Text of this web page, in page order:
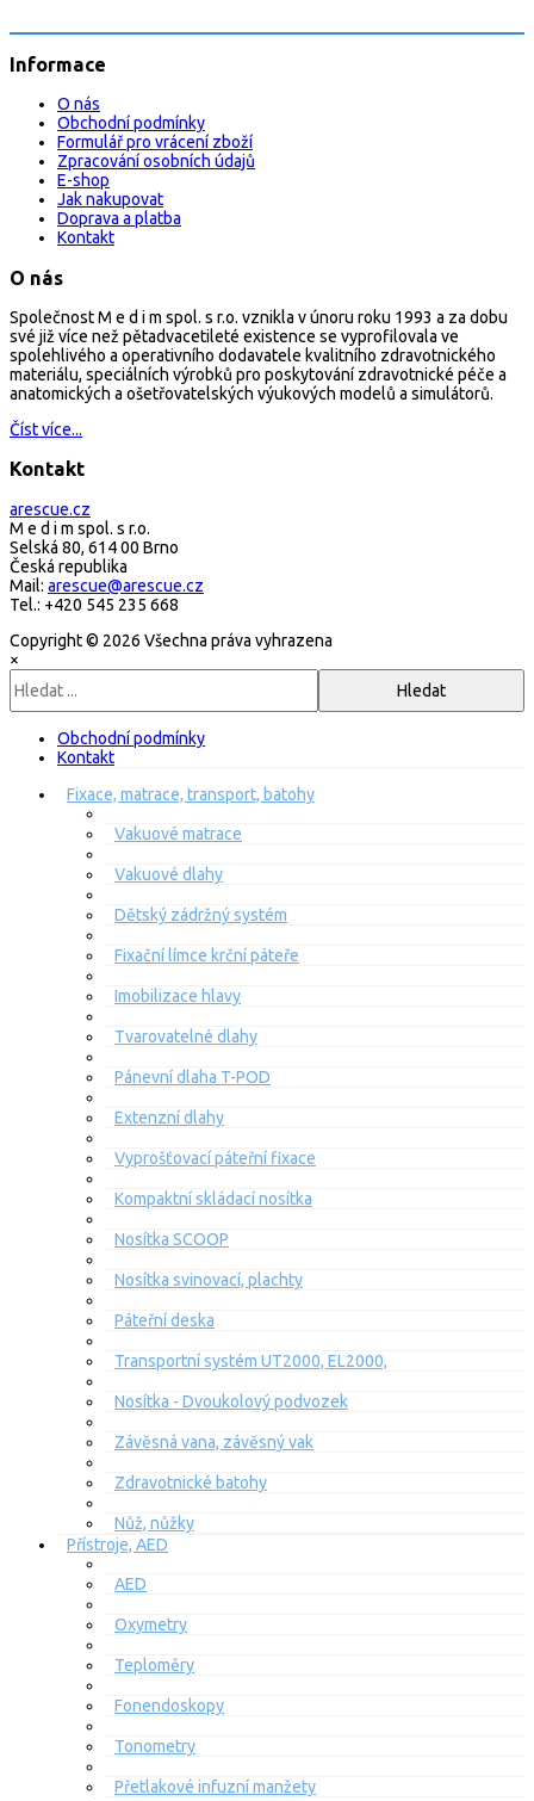
Informace
O nás
Obchodní podmínky
Formulář pro vrácení zboží
Zpracování osobních údajů
E-shop
Jak nakupovat
Doprava a platba
Kontakt
O nás
Společnost M e d i m spol. s r.o. vznikla v únoru roku 1993 a za dobu
své již více než pětadvacetileté existence se vyprofilovala ve
spolehlivého a operativního dodavatele kvalitního zdravotnického
materiálu, speciálních výrobků pro poskytování zdravotnické péče a
anatomických a ošetřovatelských výukových modelů a simulátorů.
Číst více...
Kontakt
arescue.cz
M e d i m spol. s r.o.
Selská 80, 614 00 Brno
Česká republika
Mail: arescue@arescue.cz
Tel.: +420 545 235 668
Copyright © 2026 Všechna práva vyhrazena
×
Obchodní podmínky
Kontakt
Fixace, matrace, transport, batohy
Vakuové matrace
Vakuové dlahy
Dětský zádržný systém
Fixační límce krční páteře
Imobilizace hlavy
Tvarovatelné dlahy
Pánevní dlaha T-POD
Extenzní dlahy
Vyprošťovací páteřní fixace
Kompaktní skládací nosítka
Nosítka SCOOP
Nosítka svinovací, plachty
Páteřní deska
Transportní systém UT2000, EL2000,
Nosítka - Dvoukolový podvozek
Závěsná vana, závěsný vak
Zdravotnické batohy
Nůž, nůžky
Přístroje, AED
AED
Oxymetry
Teploměry
Fonendoskopy
Tonometry
Přetlakové infuzní manžety